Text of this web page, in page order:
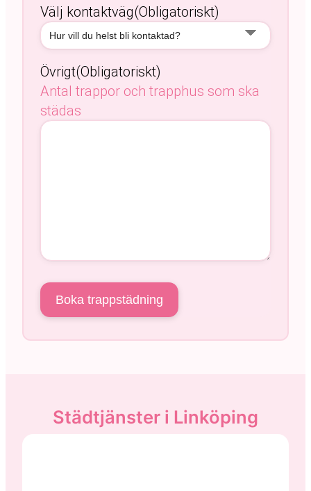
Välj kontaktväg(Obligatoriskt)
Övrigt(Obligatoriskt)
Antal trappor och trapphus som ska
städas
Städtjänster i Linköping